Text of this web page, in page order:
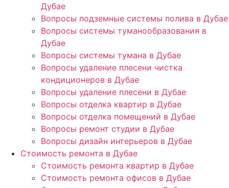
Дубае
Вопросы подземные системы полива в Дубае
Вопросы системы туманообразования в
Дубае
Вопросы системы тумана в Дубае
Вопросы удаление плесени чистка
кондиционеров в Дубае
Вопросы удаление плесени в Дубае
Вопросы отделка квартир в Дубае
Вопросы отделка помещений в Дубае
Вопросы ремонт студии в Дубае
Вопросы дизайн интерьеров в Дубае
Стоимость ремонта в Дубае
Стоимость ремонта квартир в Дубае
Стоимость ремонта офисов в Дубае